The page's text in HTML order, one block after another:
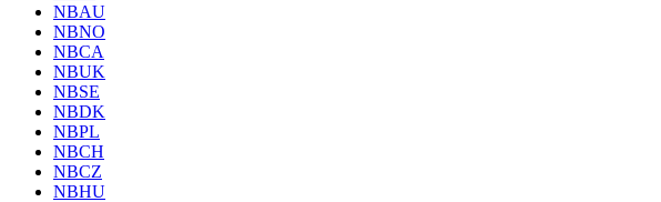
NBAU
NBNO
NBCA
NBUK
NBSE
NBDK
NBPL
NBCH
NBCZ
NBHU